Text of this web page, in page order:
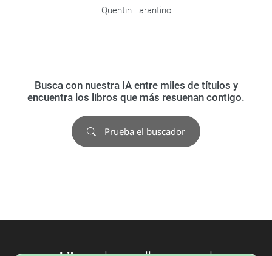
Quentin Tarantino
Busca con nuestra IA entre miles de títulos y
encuentra los libros que más resuenan contigo.
Prueba el buscador